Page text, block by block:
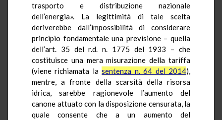
trasporto e distribuzione nazionale
dell’energia». La legittimità di tale scelta
deriverebbe dall’impossibilità di considerare
principio fondamentale una previsione – quella
dell’art. 35 delr.d. n. 1775 del 1933 – che
costituisce una mera misurazione della tariffa
(viene richiamata lasentenza n. 64 del 2014),
mentre, a fronte della scarsità della risorsa
idrica, sarebbe ragionevole l’aumento del
canone attuato con la disposizione censurata, la
quale consente che a un aumento del